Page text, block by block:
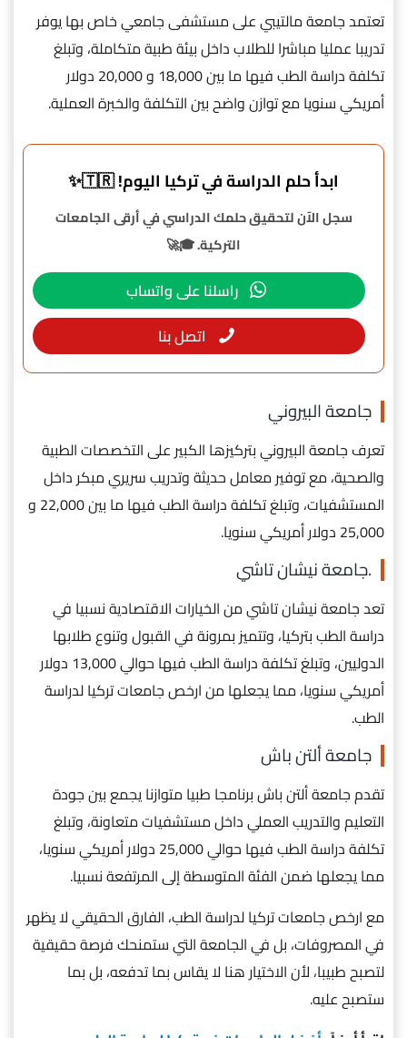
تعتمد جامعة مالتيبي على مستشفى جامعي خاص بها يوفر
تدريبا عمليا مباشرا للطلاب داخل بيئة طبية متكاملة، وتبلغ
تكلفة دراسة الطب فيها ما بين 18,000 و 20,000 دولار
أمريكي سنويا مع توازن واضح بين التكلفة والخبرة العملية.
ابدأ حلم الدراسة في تركيا اليوم! 🇹🇷✨
سجل الآن لتحقيق حلمك الدراسي في أرقى الجامعات
التركية. 🎓🚀
راسلنا على واتساب
اتصل بنا
جامعة البيروني
تعرف جامعة البيروني بتركيزها الكبير على التخصصات الطبية
والصحية، مع توفير معامل حديثة وتدريب سريري مبكر داخل
المستشفيات، وتبلغ تكلفة دراسة الطب فيها ما بين 22,000 و
25,000 دولار أمريكي سنويا.
.جامعة نيشان تاشي
تعد جامعة نيشان تاشي من الخيارات الاقتصادية نسبيا في
دراسة الطب بتركيا، وتتميز بمرونة في القبول وتنوع طلابها
الدوليين، وتبلغ تكلفة دراسة الطب فيها حوالي 13,000 دولار
أمريكي سنويا، مما يجعلها من ارخص جامعات تركيا لدراسة
الطب.
جامعة ألتن باش
تقدم جامعة ألتن باش برنامجا طبيا متوازنا يجمع بين جودة
التعليم والتدريب العملي داخل مستشفيات متعاونة، وتبلغ
تكلفة دراسة الطب فيها حوالي 25,000 دولار أمريكي سنويا،
مما يجعلها ضمن الفئة المتوسطة إلى المرتفعة نسبيا.
مع ارخص جامعات تركيا لدراسة الطب، الفارق الحقيقي لا يظهر
في المصروفات، بل في الجامعة التي ستمنحك فرصة حقيقية
لتصبح طبيبا، لأن الاختيار هنا لا يقاس بما تدفعه، بل بما
ستصبح عليه.